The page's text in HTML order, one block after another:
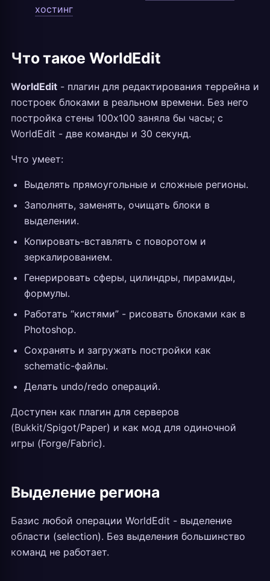
хостинг
Что такое WorldEdit
WorldEdit - плагин для редактирования террейна и
построек блоками в реальном времени. Без него
постройка стены 100x100 заняла бы часы; с
WorldEdit - две команды и 30 секунд.
Что умеет:
Выделять прямоугольные и сложные регионы.
Заполнять, заменять, очищать блоки в
выделении.
Копировать-вставлять с поворотом и
зеркалированием.
Генерировать сферы, цилиндры, пирамиды,
формулы.
Работать “кистями” - рисовать блоками как в
Photoshop.
Сохранять и загружать постройки как
schematic-файлы.
Делать undo/redo операций.
Доступен как плагин для серверов
(Bukkit/Spigot/Paper) и как мод для одиночной
игры (Forge/Fabric).
Выделение региона
Базис любой операции WorldEdit - выделение
области (selection). Без выделения большинство
команд не работает.